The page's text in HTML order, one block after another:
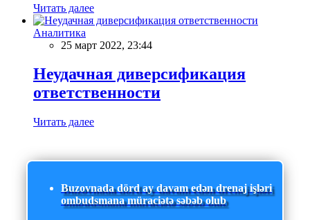
Читать далее
Аналитика
25 март 2022, 23:44
Неудачная диверсификация
ответственности
Читать далее
Buzovnada dörd ay davam edən drenaj işləri
ombudsmana müraciətə səbəb olub